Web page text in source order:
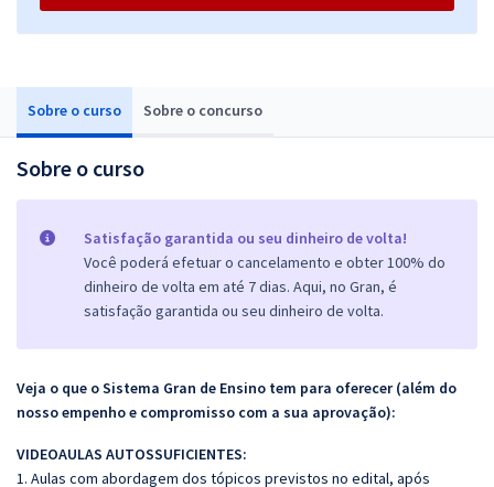
Sobre o curso Sobre o concurso
Sobre o curso
Satisfação garantida ou seu dinheiro de volta!
Você poderá efetuar o cancelamento e obter 100% do
dinheiro de volta em até 7 dias. Aqui, no Gran, é
satisfação garantida ou seu dinheiro de volta.
Veja o que o Sistema Gran de Ensino tem para oferecer (além do
nosso empenho e compromisso com a sua aprovação):
VIDEOAULAS AUTOSSUFICIENTES:
1. Aulas com abordagem dos tópicos previstos no edital, após